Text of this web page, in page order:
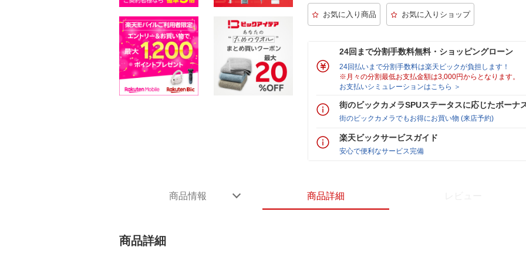
24回まで分割手数料無料・ショッピングローン
24回払いまで分割手数料は楽天ビックが負担します！
※月々の分割最低お支払金額は3,000円からとなります。
お支払いシミュレーションはこちら ＞
街のビックカメラSPUステータスに応じたボーナ
街のビックカメラでもお得にお買い物 (来店予約)
楽天ビックサービスガイド
安心で便利なサービス完備
商品情報 商品詳細
商品詳細